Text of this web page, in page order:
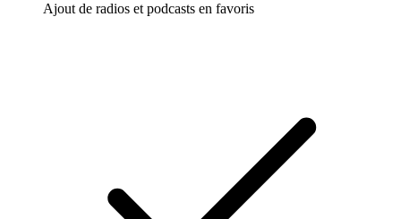
Ajout de radios et podcasts en favoris